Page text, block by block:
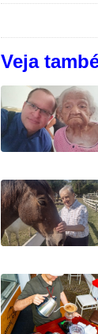
Veja